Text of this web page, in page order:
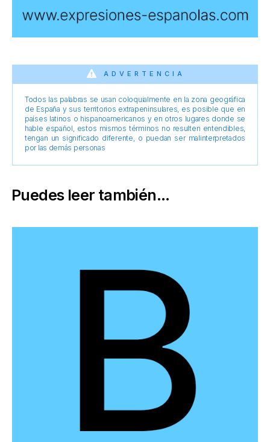
ADVERTENCIA
Todos las palabras se usan coloquialmente en la zona geográfica
de España y sus territorios extrapeninsulares, es posible que en
países latinos o hispanoamericanos y en otros lugares donde se
hable español, estos mismos términos no resulten entendibles,
tengan un significado diferente, o puedan ser malinterpretados
por las demás personas
Puedes leer también...